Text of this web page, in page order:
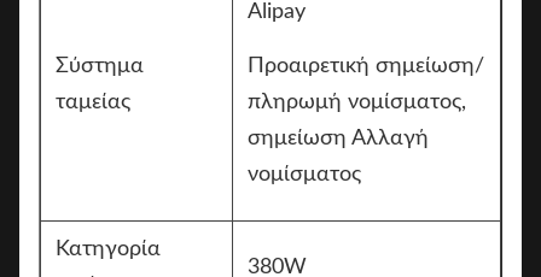
Σύστημα
ταμείας
Alipay
Προαιρετική σημείωση/
πληρωμή νομίσματος,
σημείωση Αλλαγή
νομίσματος
Κατηγορία
380W